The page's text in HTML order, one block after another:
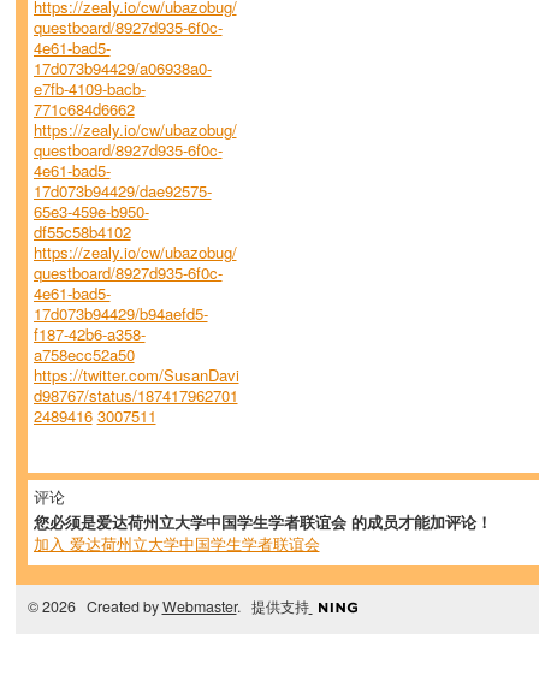
https://zealy.io/cw/ubazobug/
questboard/8927d935-6f0c-
4e61-bad5-
17d073b94429/a06938a0-
e7fb-4109-bacb-
771c684d6662
https://zealy.io/cw/ubazobug/
questboard/8927d935-6f0c-
4e61-bad5-
17d073b94429/dae92575-
65e3-459e-b950-
df55c58b4102
https://zealy.io/cw/ubazobug/
questboard/8927d935-6f0c-
4e61-bad5-
17d073b94429/b94aefd5-
f187-42b6-a358-
a758ecc52a50
https://twitter.com/SusanDavi
d98767/status/187417962701
2489416 3007511
评论
您必须是爱达荷州立大学中国学生学者联谊会 的成员才能加评论！
加入 爱达荷州立大学中国学生学者联谊会
© 2026 Created byWebmaster. 提供支持